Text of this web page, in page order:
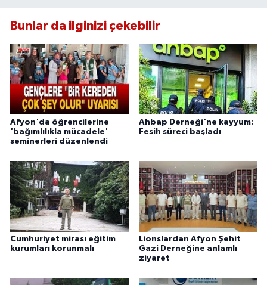
Bunlar da ilginizi çekebilir
Afyon'da öğrencilerine
'bağımlılıkla mücadele'
seminerleri düzenlendi
Ahbap Derneği'ne kayyum:
Fesih süreci başladı
Cumhuriyet mirası eğitim
kurumları korunmalı
Lionslardan Afyon Şehit
Gazi Derneğine anlamlı
ziyaret